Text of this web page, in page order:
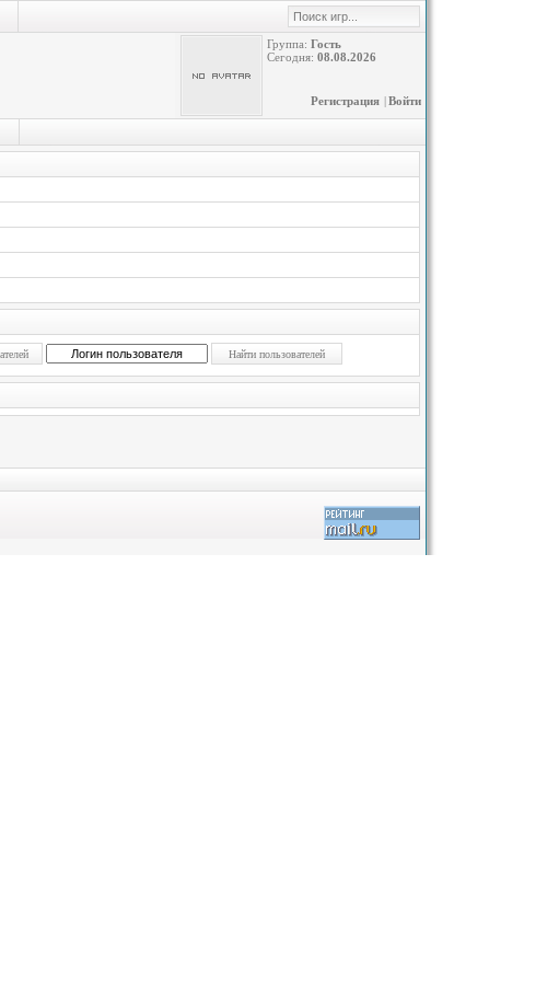
Группа: Гость
Сегодня: 08.08.2026
Войти
|
Регистрация